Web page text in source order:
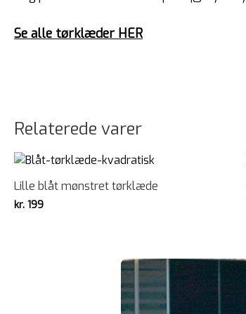
Se alle tørklæder HER
Relaterede varer
Lille blåt mønstret tørklæde
kr. 199